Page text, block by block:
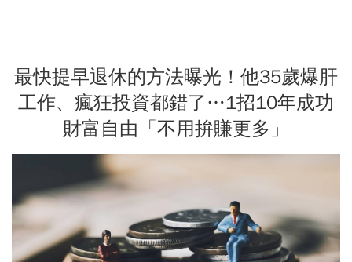
最快提早退休的方法曝光！他35歲爆肝
工作、瘋狂投資都錯了…1招10年成功
財富自由「不用拚賺更多」